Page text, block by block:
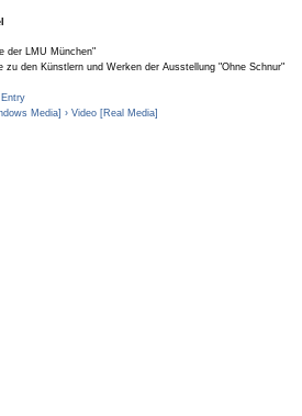
der LMU München"
zu den Künstlern und Werken der Ausstellung "Ohne Schnur"
Entry
Media] › Video [Real Media]